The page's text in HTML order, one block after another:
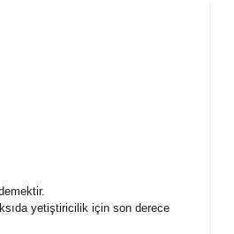
yetiştiricilik için son derece